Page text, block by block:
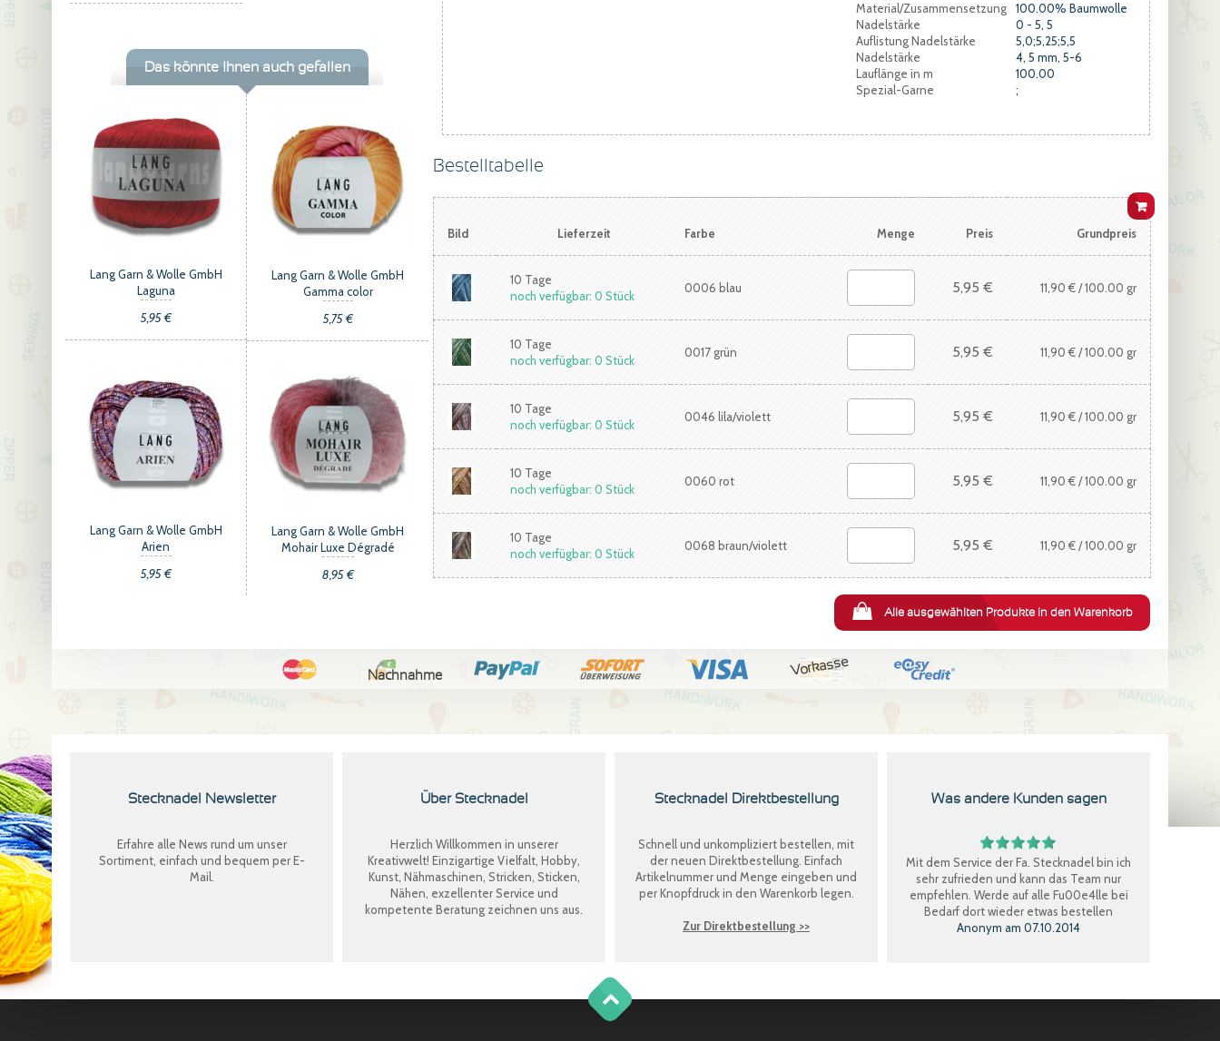
Material/Zusammensetzung
100.00% Baumwolle
Nadelstärke
0 - 5, 5
Auflistung Nadelstärke
5,0;5,25;5,5
Nadelstärke
4, 5 mm, 5-6
Lauflänge in m
100.00
Spezial-Garne
;
Bestelltabelle
Alle
ausgewählten
Produkte
den
Warenkorb
Bild Lieferzeit Farbe Menge Preis Grundpreis
10 Tage
noch verfügbar: 0 Stück
0006 blau 5,95 € 11,90 €/ 100.00 gr
10 Tage
noch verfügbar: 0 Stück
0017 grün 5,95 € 11,90 €/ 100.00 gr
10 Tage
noch verfügbar: 0 Stück
0046 lila/violett 5,95 € 11,90 €/ 100.00 gr
10 Tage
noch verfügbar: 0 Stück
0060 rot 5,95 € 11,90 €/ 100.00 gr
10 Tage
noch verfügbar: 0 Stück
0068 braun/violett 5,95 € 11,90 €/ 100.00 gr
Alle ausgewählten Produkte in den Warenkorb
Das könnte Ihnen auch gefallen
Lang Garn & Wolle GmbH
Laguna
5,95 €
Lang Garn & Wolle GmbH
Gamma color
5,75 €
Lang Garn & Wolle GmbH
Arien
5,95 €
Lang Garn & Wolle GmbH
Mohair Luxe Dégradé
8,95 €
Nachnahme Vorkasse
Stecknadel Newsletter
Erfahre alle News rund um unser
Sortiment, einfach und bequem per E-
Mail.
Über Stecknadel
Herzlich Willkommen in unserer
Kreativwelt! Einzigartige Vielfalt, Hobby,
Kunst, Nähmaschinen, Stricken, Sticken,
Nähen, exzellenter Service und
kompetente Beratung zeichnen uns aus.
Stecknadel Direktbestellung
Schnell und unkompliziert bestellen, mit
der neuen Direktbestellung . Einfach
Artikelnummer und Menge eingeben und
per Knopfdruck in den Warenkorb legen.
Zur Direktbestellung >>
Was andere Kunden sagen
Mit dem Service der Fa. Stecknadel bin ich
sehr zufrieden und kann das Team nur
empfehlen. Werde auf alle Fu00e4lle bei
Bedarf dort wieder etwas bestellen
Anonym am 07.10.2014
g
o
t
o
o